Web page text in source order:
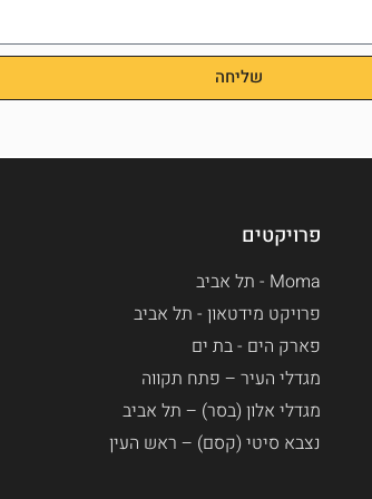
שליחה
פרויקטים
Moma - תל אביב
פרויקט מידטאון - תל אביב
פארק הים - בת ים​
מגדלי העיר – פתח תקווה
מגדלי אלון (בסר) – תל אביב
נצבא סיטי (קסם) – ראש העין